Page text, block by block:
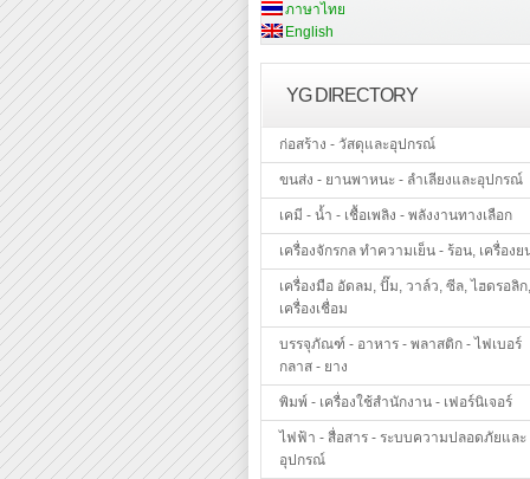
ภาษาไทย
English
YG DIRECTORY
ก่อสร้าง - วัสดุและอุปกรณ์
ขนส่ง - ยานพาหนะ - ลำเลียงและอุปกรณ์
เคมี - น้ำ - เชื้อเพลิง - พลังงานทางเลือก
เครื่องจักรกล ทำความเย็น - ร้อน, เครื่องย
เครื่องมือ อัดลม, ปั๊ม, วาล์ว, ซีล, ไฮดรอลิก,
เครื่องเชื่อม
บรรจุภัณฑ์ - อาหาร - พลาสติก - ไฟเบอร์
กลาส - ยาง
พิมพ์ - เครื่องใช้สำนักงาน - เฟอร์นิเจอร์
ไฟฟ้า - สื่อสาร - ระบบความปลอดภัยและ
อุปกรณ์